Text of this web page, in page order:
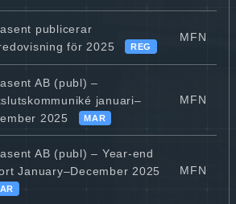
publicerar
för 2025
REG
MFN
AB (publ) –
januari–
2025
MAR
MFN
AB (publ) – Year-end
January–December 2025
MFN